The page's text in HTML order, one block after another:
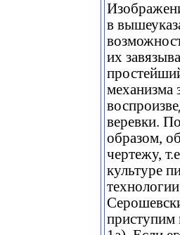
в
их
механизма
веревки.
образом,
чертежу,
культуре
приступим